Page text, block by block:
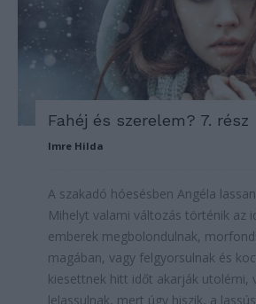
Fahéj és szerelem? 7. rész
Imre Hilda
A szakadó hóesésben Angéla
Mihelyt valami változás történik az
emberek megbolondulnak,
magában, vagy felgyorsulnak és
kiesettnek hitt időt akarják utolérni,
lelassulnak, mert úgy hiszik, a